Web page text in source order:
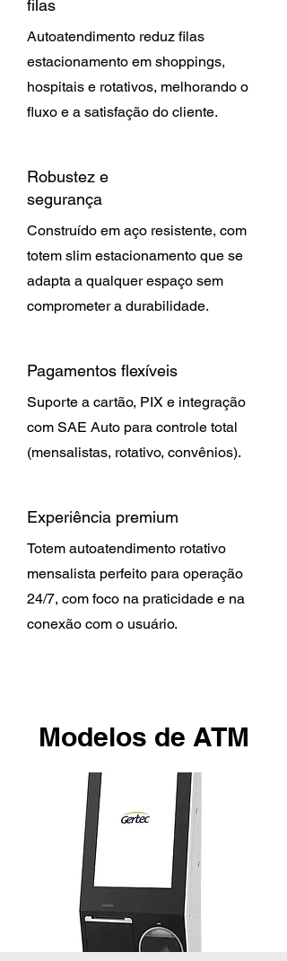
filas
Autoatendimento reduz filas
estacionamento em shoppings,
hospitais e rotativos, melhorando o
fluxo e a satisfação do cliente.
Robustez e
segurança
Construído em aço resistente, com
totem slim estacionamento que se
adapta a qualquer espaço sem
comprometer a durabilidade.
Pagamentos flexíveis
Suporte a cartão, PIX e integração
com SAE Auto para controle total
(mensalistas, rotativo, convênios).
Experiência premium
Totem autoatendimento rotativo
mensalista perfeito para operação
24/7, com foco na praticidade e na
conexão com o usuário.
Modelos de ATM